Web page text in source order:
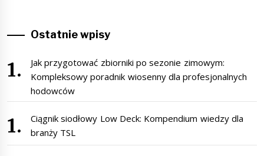
Ostatnie wpisy
Jak przygotować zbiorniki po sezonie zimowym:
Kompleksowy poradnik wiosenny dla profesjonalnych
hodowców
Ciągnik siodłowy Low Deck: Kompendium wiedzy dla
branży TSL